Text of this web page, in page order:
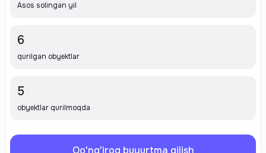
Asos solingan yil
6
qurilgan obyektlar
5
obyektlar qurilmoqda
Qo'ng'iroq buyurtma qilish